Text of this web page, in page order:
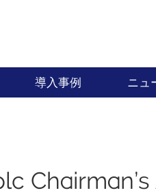
導入事例 ニュ
Chairman’s